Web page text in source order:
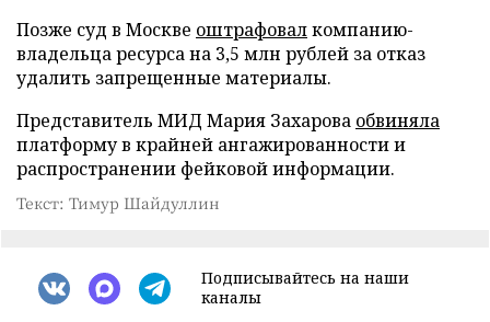
Позже суд в Москве оштрафовалкомпанию-
владельца ресурса на 3,5 млн рублей за отказ
удалить запрещенные материалы.
Представитель МИД Мария Захарова обвиняла
платформу в крайней ангажированности и
распространении фейковой информации.
Текст: Тимур Шайдуллин
Подписывайтесь на наши
каналы